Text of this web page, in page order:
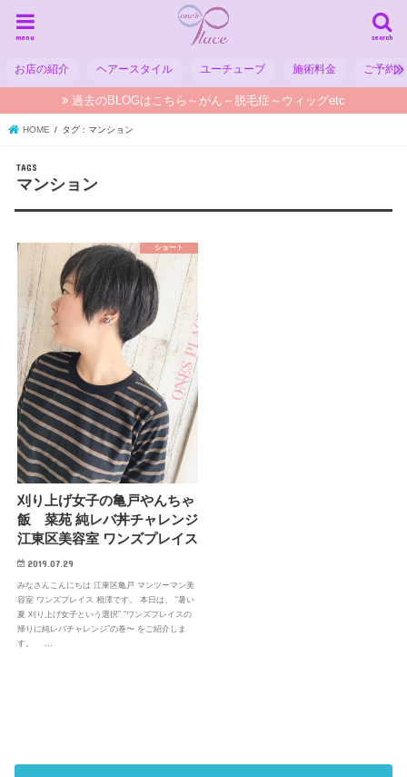
search
menu
お店の紹介 ヘアースタイル ユーチューブ 施術料金 ご予約
過去のBLOGはこちら～がん～脱毛症～ウィッグetc
HOME タグ : マンション
マンション
ショート
刈り上げ女子の亀戸やんちゃ
飯 菜苑 純レバ丼チャレンジ
江東区美容室 ワンズプレイス
2019.07.29
みなさんこんにちは 江東区亀戸 マンツーマン美
容室 ワンズプレイス 相澤です。 本日は、 “暑い
夏 刈り上げ女子という選択” “ワンズプレイスの
帰りに純レバチャレンジ”の巻〜 をご紹介しま
す。 …